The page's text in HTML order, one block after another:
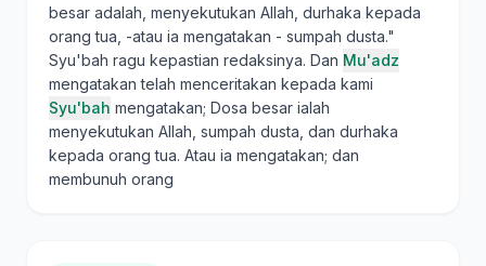
besar adalah, menyekutukan Allah, durhaka kepada
orang tua, -atau ia mengatakan - sumpah dusta."
Syu'bah ragu kepastian redaksinya. Dan Mu'adz
mengatakan telah menceritakan kepada kami
Syu'bah mengatakan; Dosa besar ialah
menyekutukan Allah, sumpah dusta, dan durhaka
kepada orang tua. Atau ia mengatakan; dan
membunuh orang